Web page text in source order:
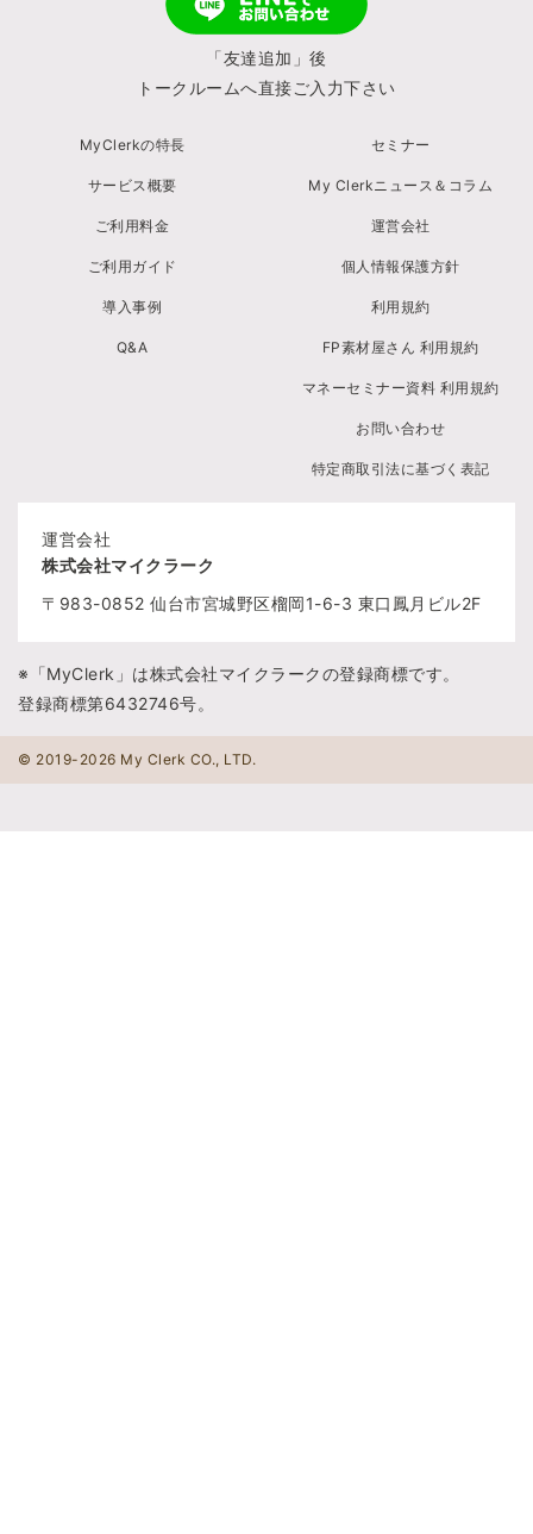
「友達追加」後
トークルームへ直接ご入力下さい
MyClerkの特長
サービス概要
ご利用料金
ご利用ガイド
導入事例
Q&A
セミナー
My Clerkニュース＆コラム
運営会社
個人情報保護方針
利用規約
FP素材屋さん 利用規約
マネーセミナー資料 利用規約
お問い合わせ
特定商取引法に基づく表記
運営会社
株式会社マイクラーク
〒983-0852 仙台市宮城野区榴岡1-6-3 東口鳳月ビル2F
※「MyClerk」は株式会社マイクラークの登録商標です。
登録商標第6432746号。
© 2019-2026 My Clerk CO., LTD.